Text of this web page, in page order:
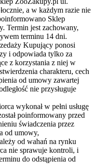
a w każdym razie nie
Sklep
Termin jest zachowany,
terminu 14 dni.
Kupujący ponosi
i odpowiada tylko za
z korzystania z niej w
charakteru, cech
od umowy zawartej
nie przysługuje
wykonał w pełni usługę
poinformowany przed
świadczenia przez
od umowy,
od wahań na rynku
nie sprawuje kontroli, i
do odstąpienia od